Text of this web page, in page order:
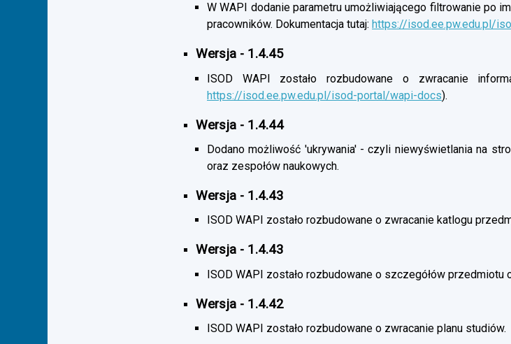
W WAPI dodanie parametru umożliwiającego filtrowanie po
pracowników. Dokumentacja tutaj: https://isod.ee.pw.edu.pl/
Wersja - 1.4.45
ISOD WAPI zostało rozbudowane o zwracanie
https://isod.ee.pw.edu.pl/isod-portal/wapi-docs).
Wersja - 1.4.44
Dodano możliwość 'ukrywania' - czyli niewyświetlania na
oraz zespołów naukowych.
Wersja - 1.4.43
ISOD WAPI zostało rozbudowane o zwracanie katlogu
Wersja - 1.4.43
ISOD WAPI zostało rozbudowane o szczegółów przedmiotu
Wersja - 1.4.42
ISOD WAPI zostało rozbudowane o zwracanie planu studiów.